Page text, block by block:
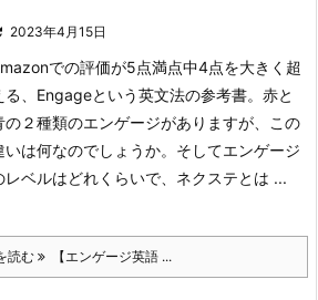
2023年4月15日
での評価が5点満点中4点を大きく超
る、Engageという英文法の参考書。 赤と
の２種類のエンゲージがありますが、この
いは何なのでしょうか。 そしてエンゲージ
レベルはどれくらいで、ネクステとは ...
読む 【エンゲージ英語 ...